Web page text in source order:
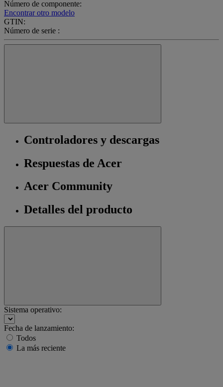
Número de componente:
Encontrar otro modelo
GTIN:
Número de serie :
Controladores y descargas
Respuestas de Acer
Acer Community
Detalles del producto
Sistema operativo:
Fecha de lanzamiento:
Todos
La más reciente